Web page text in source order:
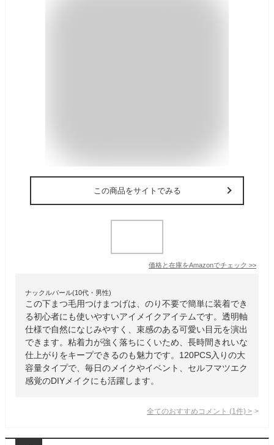
この商品をサイトでみる
価格と在庫をAmazonでチェック >>
ナックルバール(10代・男性)
この下まつ毛用つけまつげは、のり不要で簡単に装着でき
る初心者にも使いやすいアイメイクアイテムです。透明軸
仕様で自然になじみやすく、束感のある可愛い目元を演出
できます。粘着力が強く落ちにくいため、長時間きれいな
仕上がりをキープできるのも魅力です。120PCS入りの大
容量タイプで、毎日のメイクやイベント、セルフマツエク
感覚のDIYメイクにも活躍します。
全てのおすすめコメント (1 件) >